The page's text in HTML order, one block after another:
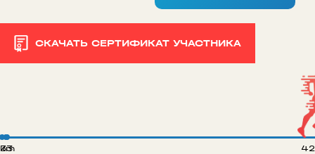
СКАЧАТЬ СЕРТИФИКАТ УЧАСТНИКА
33